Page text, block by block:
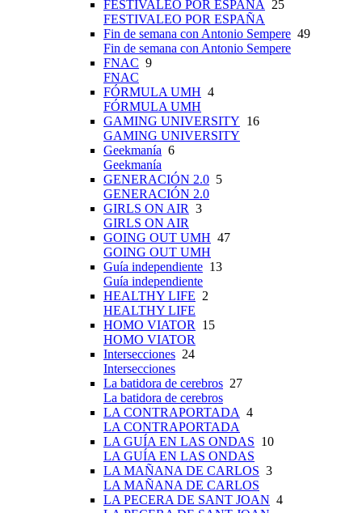
FESTIVALEO POR ESPAÑA
25
FESTIVALEO POR ESPAÑA
Fin de semana con Antonio Sempere 49
Fin de semana con Antonio Sempere
FNAC 9
FNAC
FÓRMULA UMH 4
FÓRMULA UMH
GAMING UNIVERSITY 16
GAMING UNIVERSITY
Geekmanía 6
Geekmanía
GENERACIÓN 2.0 5
GENERACIÓN 2.0
GIRLS ON AIR 3
GIRLS ON AIR
GOING OUT UMH 47
GOING OUT UMH
Guía independiente 13
Guía independiente
HEALTHY LIFE 2
HEALTHY LIFE
HOMO VIATOR
15
HOMO VIATOR
Intersecciones 24
Intersecciones
La batidora de cerebros 27
La batidora de cerebros
LA CONTRAPORTADA 4
LA CONTRAPORTADA
LA GUÍA EN LAS ONDAS 10
LA GUÍA EN LAS ONDAS
LA MAÑANA DE CARLOS 3
LA MAÑANA DE CARLOS
LA PECERA DE SANT JOAN 4